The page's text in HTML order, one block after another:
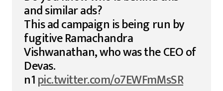
and similar ads?
This ad campaign is being run by
fugitive Ramachandra
Vishwanathan, who was the CEO of
Devas.
n1pic.twitter.com/o7EWFmMsSR